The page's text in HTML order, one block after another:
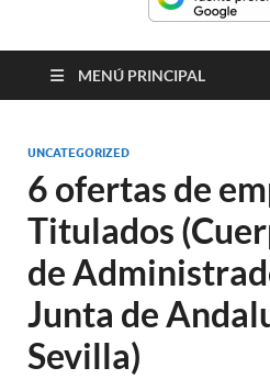
MENÚ PRINCIPAL
UNCATEGORIZED
6 ofertas de
Titulados
de
Junta de
Sevilla)